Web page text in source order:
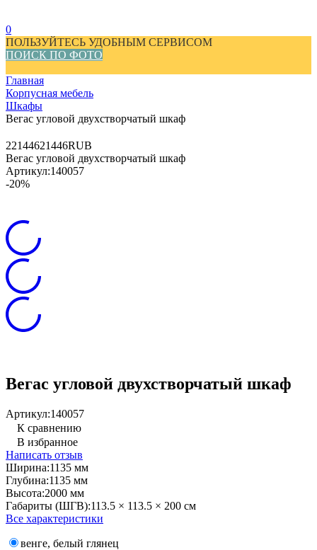
0
ПОЛЬЗУЙТЕСЬ УДОБНЫМ СЕРВИСОМ
ПОИСК ПО ФОТО
Главная
Корпусная мебель
Шкафы
Вегас угловой двухстворчатый шкаф
22144621446RUB
Вегас угловой двухстворчатый шкаф
Артикул:140057
-20%
Вегас угловой двухстворчатый шкаф
Артикул:140057
К сравнению
В избранное
Написать отзыв
Ширина:1135 мм
Глубина:1135 мм
Высота:2000 мм
Габариты (ШГВ):113.5 × 113.5 × 200 см
Все характеристики
венге, белый глянец